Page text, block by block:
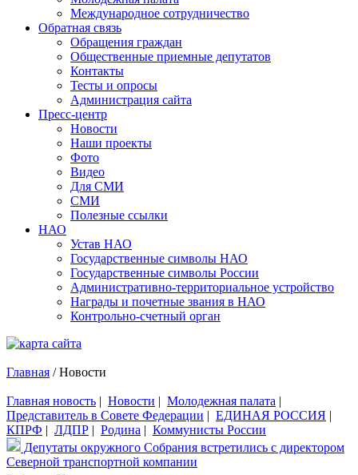
Международное сотрудничество
Обратная cвязь
Обращения граждан
Общественные приемные депутатов
Контакты
Тесты и опросы
Администрация сайта
Пресс-центр
Новости
Наши проекты
Фото
Видео
Для СМИ
СМИ
Полезные ссылки
НАО
Устав НАО
Государственные символы НАО
Государственные символы России
Административно-территориальное устройство
Награды и почетные звания в НАО
Контрольно-счетный орган
Главная /Новости
Главная новость | Новости | Молодежная палата |
Представитель в Совете Федерации | ЕДИНАЯ РОССИЯ |
КПРФ | ЛДПР | Родина | Коммунисты России
Депутаты окружного Собрания встретились с директором
Северной транспортной компании